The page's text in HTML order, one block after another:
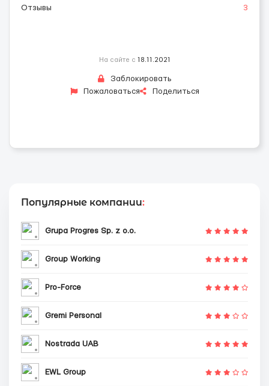
Отзывы
3
На сайте с 18.11.2021
Заблокировать
Пожаловаться
Поделиться
Популярные компании:
Grupa Progres Sp. z o.o.
Group Working
Pro-Force
Gremi Personal
Nostrada UAB
EWL Group